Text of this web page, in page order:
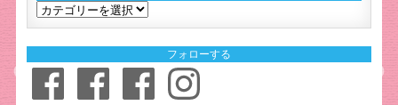
カ
ー
フォローする
FacebookFacebookFacebookInstagram